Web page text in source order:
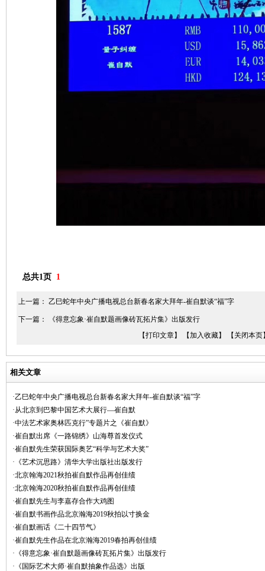
总共1页 1
上一篇： 乙巳蛇年中央广播电视总台新春名家大拜年-崔自默谈“福”字
下一篇：
《得意忘象·崔自默题画像砖瓦拓片集》出版发行
【打印文章】
【加入收藏】 【关闭本页
相关文章
·乙巳蛇年中央广播电视总台新春名家大拜年-崔自默谈“福”字
·从北京到巴黎中国艺术大展行—崔自默
·中法艺术家奥林匹克行”专题片之《崔自默》
·崔自默出席《一路锦绣》山海尊首发仪式
·崔自默先生荣获国际奥艺“科学与艺术大奖”
·《艺术沉思路》清华大学出版社出版发行
·北京翰海2021秋拍崔自默作品再创佳绩
·北京翰海2020秋拍崔自默作品再创佳绩
·崔自默先生与李嘉存合作大鸡图
·崔自默书画作品北京瀚海2019秋拍以寸换金
·崔自默画话《二十四节气》
·崔自默先生作品在北京瀚海2019春拍再创佳绩
·《得意忘象·崔自默题画像砖瓦拓片集》出版发行
·《国际艺术大师·崔自默抽象作品选》出版